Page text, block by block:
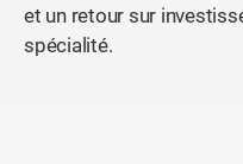
et un retour sur
spécialité.